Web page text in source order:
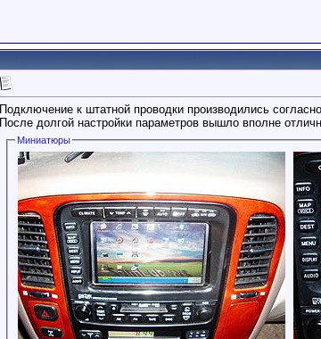
Подключение к штатной проводки производились
После долгой настройки параметров вышло вполне
Миниатюры